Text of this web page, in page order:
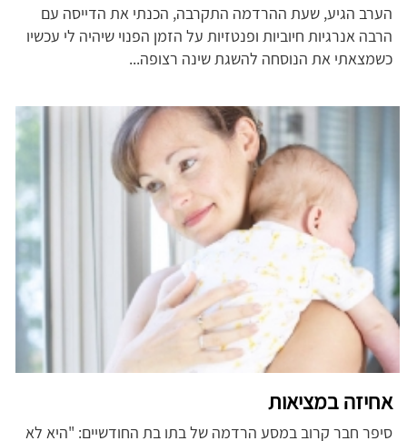
הערב הגיע, שעת ההרדמה התקרבה, הכנתי את הדייסה עם
הרבה אנרגיות חיוביות ופנטזיות על הזמן הפנוי שיהיה לי עכשיו
כשמצאתי את הנוסחה להשגת שינה רצופה...
אחיזה במציאות
סיפר חבר קרוב במסע הרדמה של בתו בת החודשיים: "היא לא